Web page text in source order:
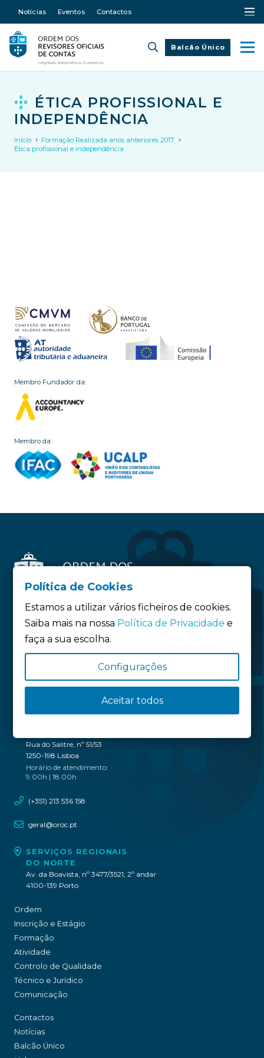
Notícias Eventos Contactos
Balcão Único
ÉTICA PROFISSIONAL E
INDEPENDÊNCIA
Início
Formação Realizada anos anteriores 2017
Ética profissional e independência
Membro Fundador da:
Membro da:
Siga-nos:
Política de privacidade
Rua do Salitre, nº 51/53
1250-198 Lisboa
Horário de atendimento:
9.00h | 18.00h
(+351) 213 536 158
geral@oroc.pt
SERVIÇOS REGIONAIS
DO NORTE
Av. da Boavista, nº 3477/3521, 2º andar
4100-139 Porto
Ordem
Inscrição e Estágio
Formação
Atividade
Controlo de Qualidade
Técnico e Jurídico
Comunicação
Contactos
Notícias
Balcão Único
Política de Cookies
Estamos a utilizar vários ficheiros de cookies.
Saiba mais na nossa Política de Privacidade e
faça a sua escolha.
Configurações
Aceitar todos